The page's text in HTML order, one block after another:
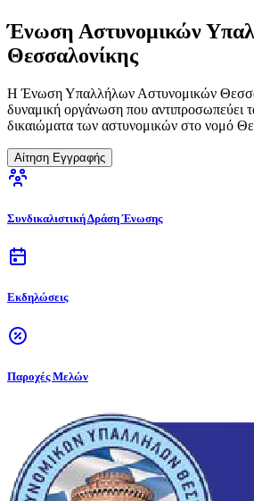
Ένωση Αστυνομικών
Θεσσαλονίκης
Η Ένωση Υπαλλήλων Αστυνομικών
δυναμική οργάνωση που αντιπροσωπεύει
δικαιώματα των αστυνομικών στο νομό
Αίτηση Εγγραφής
Συνδικαλιστική Δράση Ένωσης
Εκδηλώσεις
Παροχές Μελών